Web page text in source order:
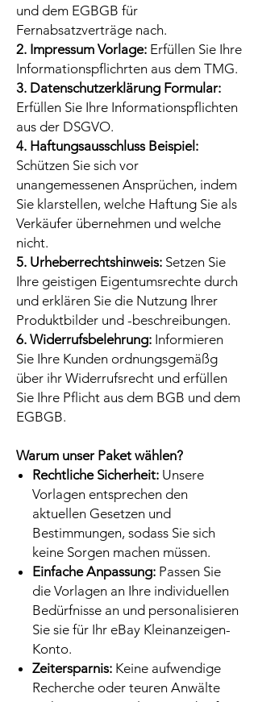
und dem EGBGB für
Fernabsatzverträge nach.
2. Impressum Vorlage: Erfüllen Sie Ihre
Informationspflichrten aus dem TMG.
3. Datenschutzerklärung Formular:
Erfüllen Sie Ihre Informationspflichten
aus der DSGVO.
4. Haftungsausschluss Beispiel:
Schützen Sie sich vor
unangemessenen Ansprüchen, indem
Sie klarstellen, welche Haftung Sie als
Verkäufer übernehmen und welche
nicht.
5. Urheberrechtshinweis: Setzen Sie
Ihre geistigen Eigentumsrechte durch
und erklären Sie die Nutzung Ihrer
Produktbilder und -beschreibungen.
6. Widerrufsbelehrung: Informieren
Sie Ihre Kunden ordnungsgemäßg
über ihr Widerrufsrecht und erfüllen
Sie Ihre Pflicht aus dem BGB und dem
EGBGB.
Warum unser Paket wählen?
Rechtliche Sicherheit: Unsere
Vorlagen entsprechen den
aktuellen Gesetzen und
Bestimmungen, sodass Sie sich
keine Sorgen machen müssen.
Einfache Anpassung: Passen Sie
die Vorlagen an Ihre individuellen
Bedürfnisse an und personalisieren
Sie sie für Ihr eBay Kleinanzeigen-
Konto.
Zeitersparnis: Keine aufwendige
Recherche oder teuren Anwälte